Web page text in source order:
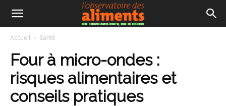
Accueil Santé
Four à micro-ondes :
risques alimentaires et
conseils pratiques